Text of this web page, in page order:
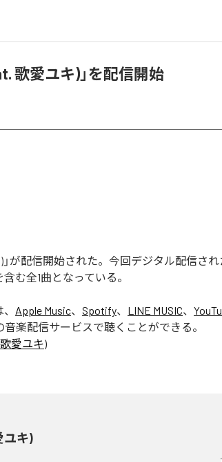
歌愛ユキ)」を配信開始
)」が配信開始された。今回デジタル配信さ
含む全1曲となっている。
、 Apple Music、 Spotify、 LINE MUSIC、
音楽配信サービスで聴くことができる。
愛ユキ)
ユキ)